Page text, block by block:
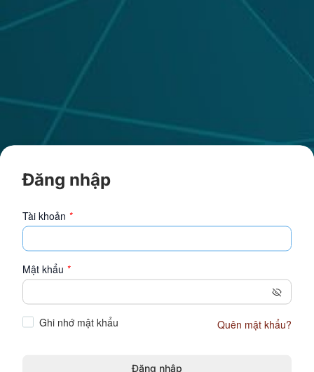
Đăng nhập
Tài khoản *
Mật khẩu *
Ghi nhớ mật khẩu Quên mật khẩu?